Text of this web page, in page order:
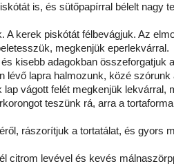
is, és sütőpapírral bélelt nagy
A kerek piskótát félbevágjuk. Az
megkenjük eperlekvárral.
kisebb adagokban összeforgatjuk
lévő lapra halmozunk, közé
vágott felét megkenjük lekvárral,
teszünk rá, arra a
rászorítjuk a tortatálat, és gyors
citrom levével és kevés